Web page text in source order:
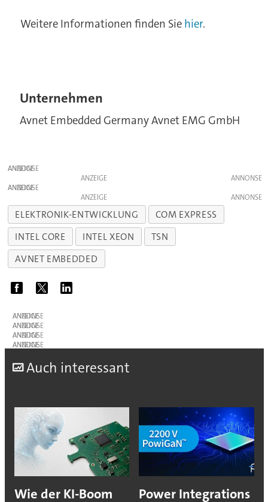
Weitere Informationen finden Sie hier.
Unternehmen
Avnet Embedded Germany Avnet EMG GmbH
ANZEIGE
ANZEIGE
ANZEIGE
ANZEIGE
ELEKTRONIK-ENTWICKLUNG
COM EXPRESS
INTEL CORE
INTEL XEON
TSN
AVNET EMBEDDED
ANZEIGE
ANZEIGE
ANZEIGE
ANZEIGE
Auch interessant
Wie der KI-Boom
Power Integrations